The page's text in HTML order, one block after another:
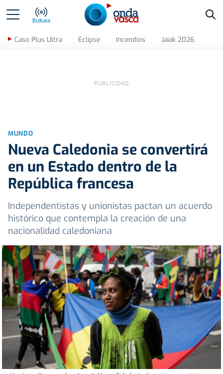
Bizkaia
Caso Plus Ultra Eclipse Incendios Jaiak 2026
MUNDO
Nueva Caledonia se convertirá
en un Estado dentro de la
República francesa
Independentistas y unionistas pactan un acuerdo
histórico que contempla la creación de una
nacionalidad caledoniana